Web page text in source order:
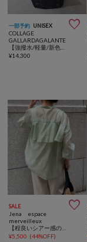
一部予約 UNISEX 
COLLAGE
GALLARDAGALANTE
¥14,300
SALE 
Jena espace
merveilleux
【程良いシアー感の大人フリル】シアーバックラッフルシャツ
¥5,500 (44%OFF)